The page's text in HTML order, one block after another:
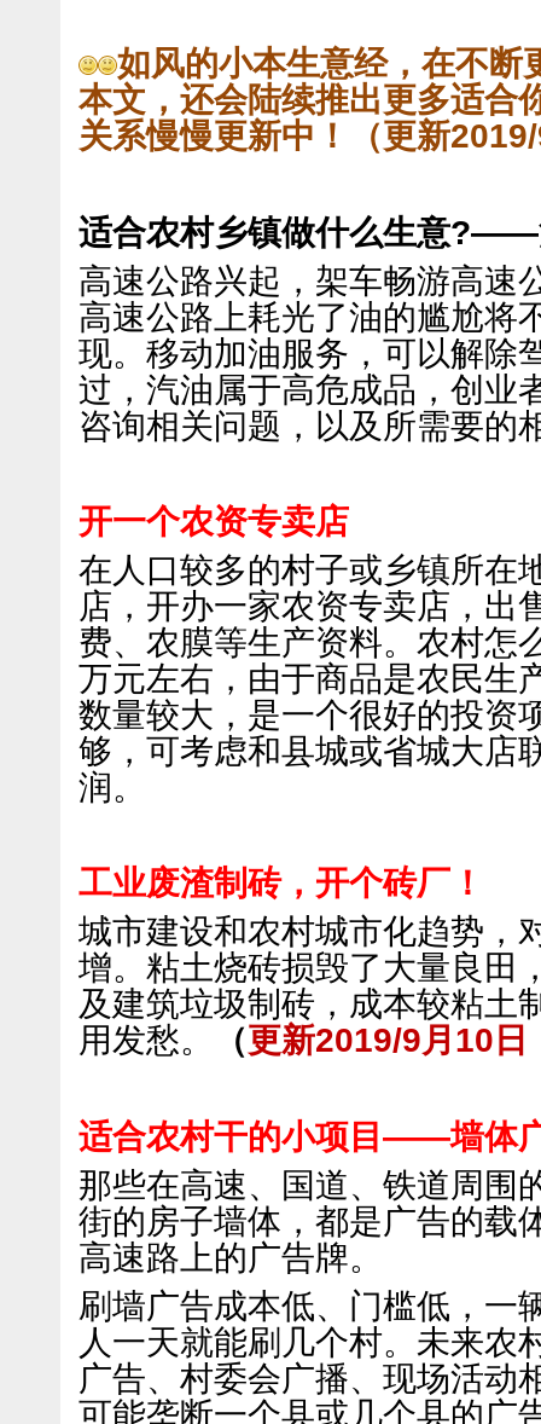
如风的小本生意经，在不断
本文，还会陆续推出更多适合
关系慢慢更新中！（更新
适合农村乡镇做什么生意?——
高速公路兴起，架车畅游高速
高速公路上耗光了油的尴尬将
现。移动加油服务，可以解除
过，汽油属于高危成品，创业
咨询相关问题，以及所需要的
开一个农资专卖店
在人口较多的村子或乡镇所在
店，开办一家农资专卖店，出
费、农膜等生产资料。农村怎
万元左右，由于商品是农民生
数量较大，是一个很好的投资
够，可考虑和县城或省城大店
润。
工业废渣制砖，开个砖厂！
城市建设和农村城市化趋势，
增。粘土烧砖损毁了大量良田
及建筑垃圾制砖，成本较粘土
用发愁。
（更新2019/9月10日
适合农村干的小项目——墙体
那些在高速、国道、铁道周围
街的房子墙体，都是广告的载
高速路上的广告牌。
刷墙广告成本低、门槛低，一
人一天就能刷几个村。未来农
广告、村委会广播、现场活动
可能垄断一个县或几个县的广